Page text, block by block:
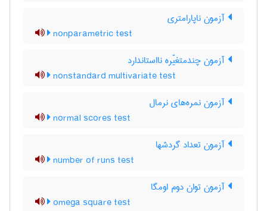
آزمون ناپارامتری
nonparametric test
آزمون چندمتغیّره نااستاندارد
nonstandard multivariate test
آزمون نمره‌های نرمال
normal scores test
آزمون تعداد گردشها
number of runs test
آزمون توان دوم اومگا
omega square test